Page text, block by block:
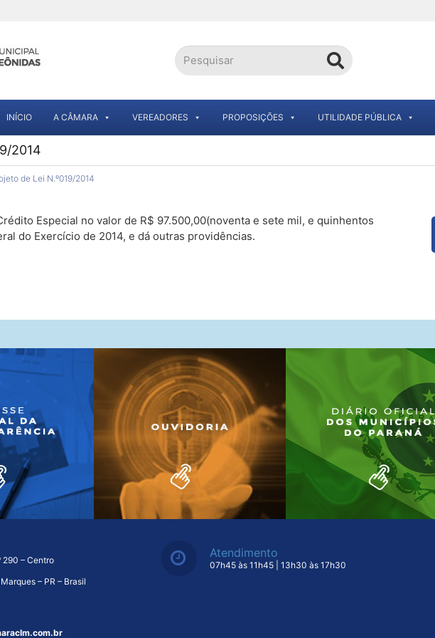
INÍCIO A CÂMARA VEREADORES PROPOSIÇÕES UTILIDADE PÚBLICA
2014
de Lei N.º019/2014
Especial no valor de R$ 97.500,00(noventa e sete mil, e quinhentos
do Exercício de 2014, e dá outras providências.
290 – Centro
– PR – Brasil
Atendimento
07h45 às 11h45 | 13h30 às 17h30